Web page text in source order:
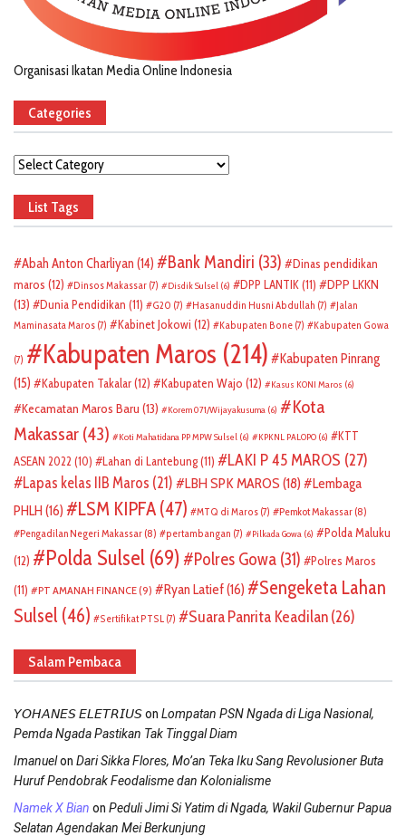
Organisasi Ikatan Media Online Indonesia
Categories
Categories
List Tags
Abah Anton Charliyan (14) Bank Mandiri (33)
Dinas pendidikan
maros (12) Dinsos Makassar (7) Disdik Sulsel (6) DPP LANTIK(11)
DPP LKKN
(13)
Dunia Pendidikan (11) G20 (7) Hasanuddin Husni Abdullah (7)
Jalan
Maminasata Maros (7) Kabinet Jokowi (12) Kabupaten Bone (7) Kabupaten Gowa
(7) Kabupaten Maros (214)
Kabupaten Pinrang
(15)
Kabupaten Takalar(12) Kabupaten Wajo (12) Kasus KONI Maros (6)
Kecamatan Maros Baru (13) Korem 071/Wijayakusuma (6)
Kota
Makassar (43) Koti Mahatidana PP MPW Sulsel (6) KPKNL PALOPO (6)
KTT
ASEAN 2022 (10) Lahan di Lantebung(11) LAKI P 45 MAROS (27)
Lapas kelas IIB Maros (21) LBH SPK MAROS (18)
Lembaga
PHLH (16) LSM KIPFA (47) MTQ di Maros (7) Pemkot Makassar (8)
Pengadilan Negeri Makassar (8) pertambangan (7) Pilkada Gowa (6)
Polda Maluku
(12)
Polda Sulsel (69) Polres Gowa (31)
Polres Maros
(11)
PT AMANAH FINANCE(9) Ryan Latief(16)
Sengeketa Lahan
Sulsel (46) Sertifikat PTSL (7) Suara Panrita Keadilan(26)
Salam Pembaca
𝘠𝘖𝘏𝘈𝘕𝘌𝘚 𝘌𝘓𝘌𝘛𝘙𝘐𝘜𝘚on Lompatan PSN Ngada di Liga Nasional,
Pemda Ngada Pastikan Tak Tinggal Diam
Imanuelon Dari Sikka Flores, Mo’an Teka Iku Sang Revolusioner Buta
Huruf Pendobrak Feodalisme dan Kolonialisme
Namek X Bian on Peduli Jimi Si Yatim di Ngada, Wakil Gubernur Papua
Selatan Agendakan Mei Berkunjung